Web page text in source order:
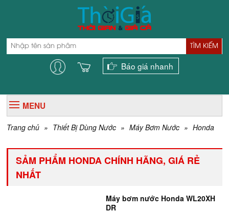
TÌM KIẾM
Báo giá nhanh
MENU
Trang chủ » Thiết Bị Dùng Nước » Máy Bơm Nước » Honda
SẢM PHẨM HONDA CHÍNH HÃNG, GIÁ RẺ
NHẤT
Máy bơm nước Honda WL20XH
DR